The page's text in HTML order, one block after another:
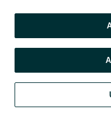
Szukaj Obserwujesz